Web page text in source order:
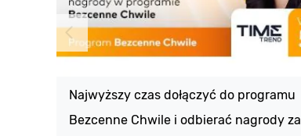
Najwyższy czas dołączyć do programu
Bezcenne Chwile i odbierać nagrody za